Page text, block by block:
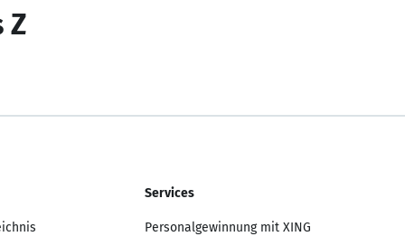
Z
Services
Personalgewinnung mit XING